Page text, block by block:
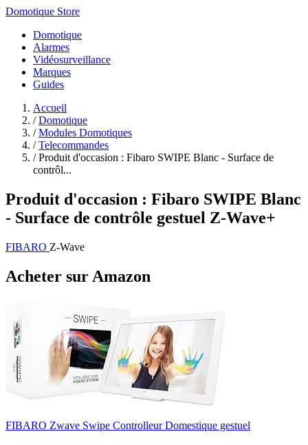
Domotique Store
Domotique
Alarmes
Vidéosurveillance
Marques
Guides
Accueil
/ Domotique
/ Modules Domotiques
/ Telecommandes
/ Produit d'occasion : Fibaro SWIPE Blanc - Surface de
contrôl...
Produit d'occasion : Fibaro SWIPE Blanc
- Surface de contrôle gestuel Z-Wave+
FIBARO Z-Wave
Acheter sur Amazon
FIBARO Zwave Swipe Controlleur Domestique gestuel